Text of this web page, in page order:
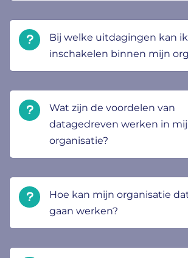
Bij welke uitdagingen kan
inschakelen binnen mijn
Wat zijn de voordelen van
datagedreven werken in
organisatie?
Hoe kan mijn organisatie
gaan werken?